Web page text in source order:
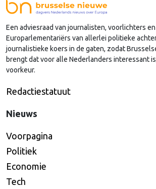
Een adviesraad van journalisten, voorlichters
Europarlementariërs van allerlei politieke
journalistieke koers in de gaten, zodat
brengt dat voor alle Nederlanders interessant
voorkeur.
Redactiestatuut
Nieuws
Voorpagina
Politiek
Economie
Tech